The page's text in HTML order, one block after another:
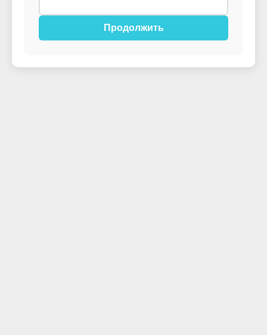
Продолжить